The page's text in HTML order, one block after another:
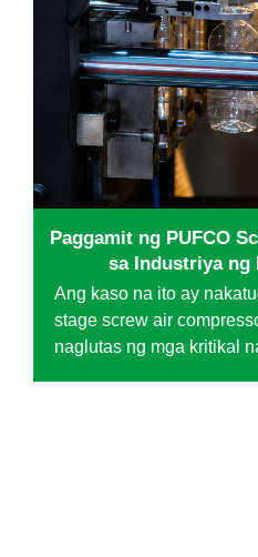
Paggamit ng PUFCO
sa Industriya ng
Ang kaso na ito ay
stage screw air
naglutas ng mga kritikal